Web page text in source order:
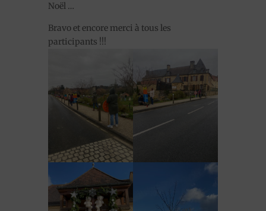
Noël …
Bravo et encore merci à tous les
participants !!!